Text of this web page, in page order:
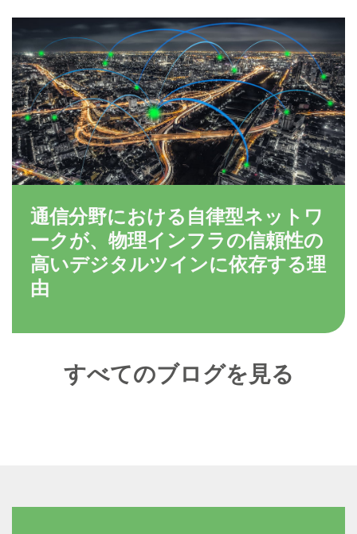
通信分野における自律型ネットワ
ークが、物理インフラの信頼性の
高いデジタルツインに依存する理
由
すべてのブログを見る